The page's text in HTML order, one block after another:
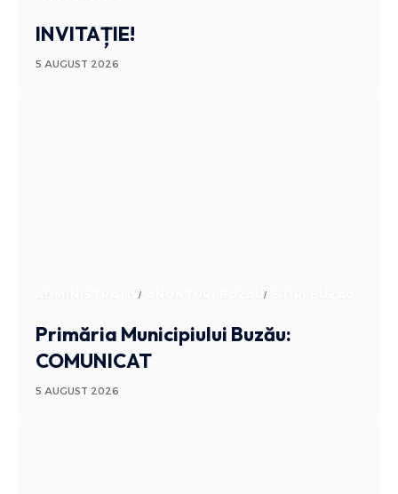
INVITAȚIE!
5 AUGUST 2026
ADMINISTRATIV ANUNTURI BUZAU
Primăria Municipiului Buzău:
COMUNICAT
5 AUGUST 2026